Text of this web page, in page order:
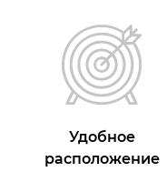
Удобное
расположение